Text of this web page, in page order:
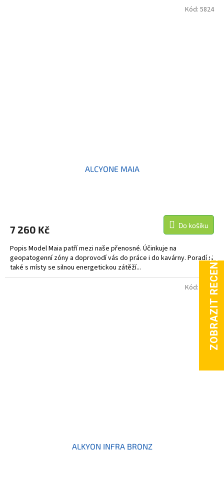
ALCYONE MAIA
7 260 Kč Do košíku
Popis Model Maia patří mezi naše přenosné. Účinkuje na
geopatogenní zóny a doprovodí vás do práce i do kavárny. Poradí si
také s místy se silnou energetickou zátěží...
Kód: 5824
ALKYON INFRA BRONZ
Kód: 5812